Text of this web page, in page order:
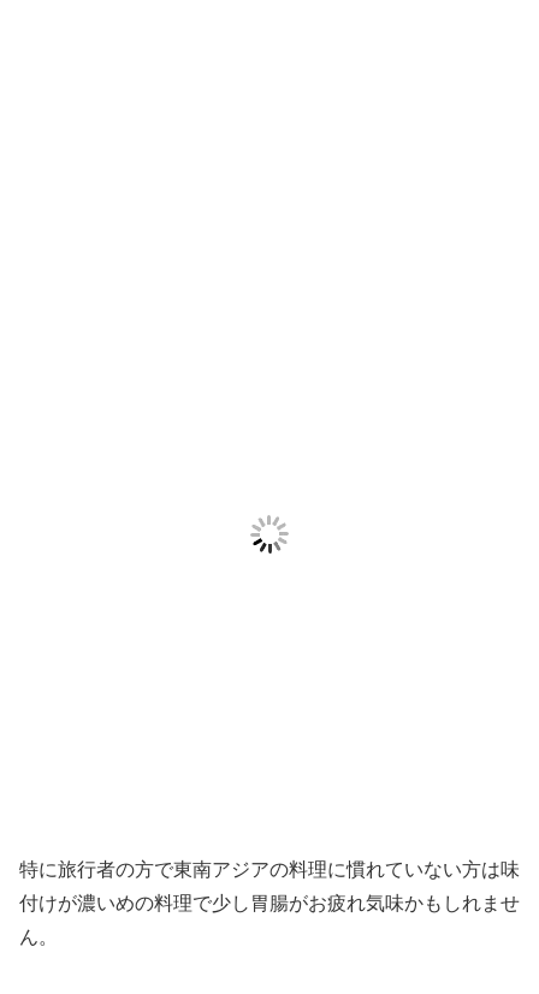
特に旅行者の方で東南アジアの料理に慣れていない方は味
付けが濃いめの料理で少し胃腸がお疲れ気味かもしれませ
ん。